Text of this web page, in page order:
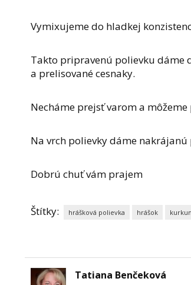
Vymixujeme do hladkej
Takto pripravenú polievku dáme
a prelisované cesnaky.
Necháme prejsť varom a môžeme
Na vrch polievky dáme
Dobrú chuť vám prajem
Štítky: hrášková polievka hrášok
Tatiana Benčeková